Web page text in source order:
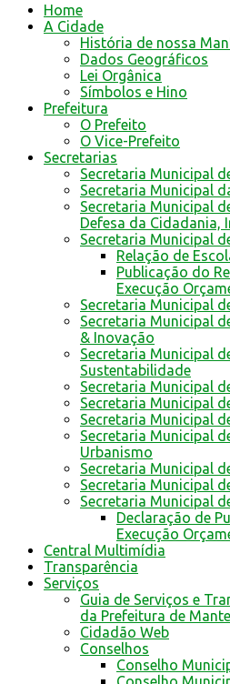
Home
A Cidade
História de nossa
Dados Geográficos
Lei Orgânica
Símbolos e Hino
Prefeitura
O Prefeito
O Vice-Prefeito
Secretarias
Secretaria Municipal
Secretaria Municipal
Secretaria Municipal
Defesa da Cidadania,
Secretaria Municipal
Relação de
Publicação do
Execução
Secretaria Municipal
Secretaria Municipal
& Inovação
Secretaria Municipal
Sustentabilidade
Secretaria Municipal
Secretaria Municipal
Secretaria Municipal
Secretaria Municipal
Urbanismo
Secretaria Municipal
Secretaria Municipal
Secretaria Municipal
Declaração de
Execução
Central Multimídia
Transparência
Serviços
Guia de Serviços e
da Prefeitura de
Cidadão Web
Conselhos
Conselho